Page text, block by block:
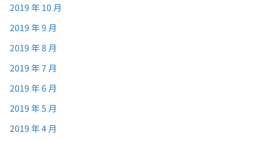
2019 年 10 月
2019 年 9 月
2019 年 8 月
2019 年 7 月
2019 年 6 月
2019 年 5 月
2019 年 4 月